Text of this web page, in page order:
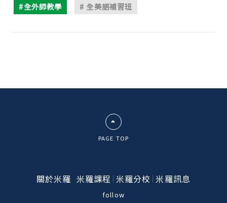
#全外師教學 # 全美語補習班
PAGE TOP
關於米羅 米羅課程 米羅分校 米羅訊息